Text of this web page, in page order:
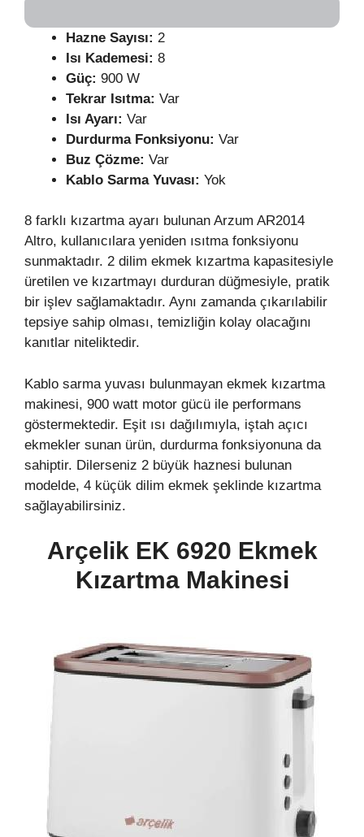
Hazne Sayısı: 2
Isı Kademesi: 8
Güç: 900 W
Tekrar Isıtma: Var
Isı Ayarı: Var
Durdurma Fonksiyonu: Var
Buz Çözme: Var
Kablo Sarma Yuvası: Yok
8 farklı kızartma ayarı bulunan Arzum AR2014
Altro, kullanıcılara yeniden ısıtma fonksiyonu
sunmaktadır. 2 dilim ekmek kızartma kapasitesiyle
üretilen ve kızartmayı durduran düğmesiyle, pratik
bir işlev sağlamaktadır. Aynı zamanda çıkarılabilir
tepsiye sahip olması, temizliğin kolay olacağını
kanıtlar niteliktedir.
Kablo sarma yuvası bulunmayan ekmek kızartma
makinesi, 900 watt motor gücü ile performans
göstermektedir. Eşit ısı dağılımıyla, iştah açıcı
ekmekler sunan ürün, durdurma fonksiyonuna da
sahiptir. Dilerseniz 2 büyük haznesi bulunan
modelde, 4 küçük dilim ekmek şeklinde kızartma
sağlayabilirsiniz.
Arçelik EK 6920 Ekmek
Kızartma Makinesi